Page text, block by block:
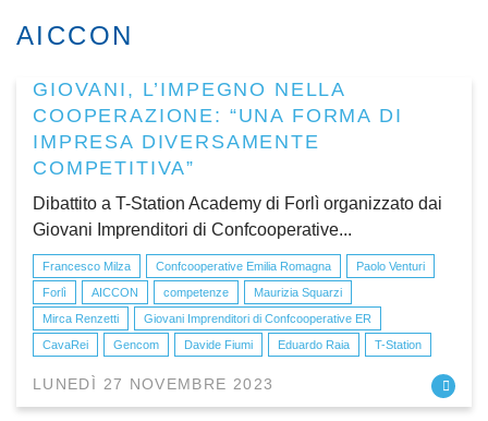
AICCON
GIOVANI, L’IMPEGNO NELLA
COOPERAZIONE: “UNA FORMA DI
IMPRESA DIVERSAMENTE
COMPETITIVA”
Dibattito a T-Station Academy di Forlì organizzato dai
Giovani Imprenditori di Confcooperative...
Francesco Milza Confcooperative Emilia Romagna
Paolo Venturi
Forlì
AICCON competenze
Maurizia Squarzi
Mirca Renzetti
Giovani Imprenditori di Confcooperative ER
CavaRei
Gencom Davide Fiumi Eduardo Raia T-Station
LUNEDÌ 27 NOVEMBRE 2023